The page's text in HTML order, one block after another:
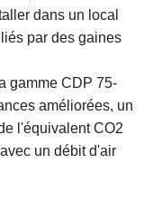
dans un local
par des gaines
gamme CDP 75-
améliorées, un
l'équivalent CO2
un débit d'air